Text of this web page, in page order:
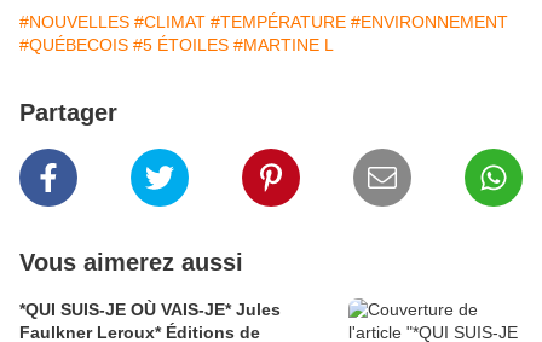
#NOUVELLES #CLIMAT #TEMPÉRATURE #ENVIRONNEMENT
#QUÉBECOIS #5 ÉTOILES #MARTINE L
Partager
Vous aimerez aussi
*QUI SUIS-JE OÙ VAIS-JE* Jules
Faulkner Leroux* Éditions de